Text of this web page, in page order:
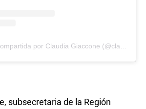
subsecretaria de la Región